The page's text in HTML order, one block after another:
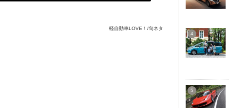
軽自動車LOVE！/旬ネタ
4
5